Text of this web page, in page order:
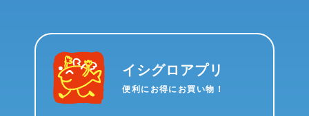
イシグロアプリ
便利にお得にお買い物！